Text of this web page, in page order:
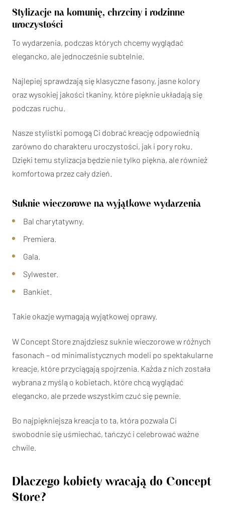
Stylizacje na komunię, chrzciny i rodzinne
uroczystości
To wydarzenia, podczas których chcemy wyglądać
elegancko, ale jednocześnie subtelnie.
Najlepiej sprawdzają się klasyczne fasony, jasne kolory
oraz wysokiej jakości tkaniny, które pięknie układają się
podczas ruchu.
Nasze stylistki pomogą Ci dobrać kreację odpowiednią
zarówno do charakteru uroczystości, jak i pory roku.
Dzięki temu stylizacja będzie nie tylko piękna, ale również
komfortowa przez cały dzień.
Suknie wieczorowe na wyjątkowe wydarzenia
Bal charytatywny.
Premiera.
Gala.
Sylwester.
Bankiet.
Takie okazje wymagają wyjątkowej oprawy.
W Concept Store znajdziesz suknie wieczorowe w różnych
fasonach – od minimalistycznych modeli po spektakularne
kreacje, które przyciągają spojrzenia. Każda z nich została
wybrana z myślą o kobietach, które chcą wyglądać
elegancko, ale przede wszystkim czuć się pewnie.
Bo najpiękniejsza kreacja to ta, która pozwala Ci
swobodnie się uśmiechać, tańczyć i celebrować ważne
chwile.
Dlaczego kobiety wracają do Concept
Store?